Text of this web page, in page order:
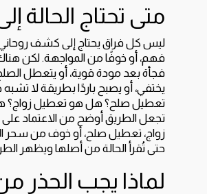
متى تحتاج الحالة
ليس كل فراق يحتاج إلى كشف
فهم، أو خوفًا من المواجهة. لكن
فجأة بعد مودة قوية، أو يتعطل
يختفي، أو يصبح باردًا بطريقة لا
تعطيل صلح؟ هل هو تعطيل زواج؟ هل
تجعل الطريق أوضح من الاعتماد
زواج، تعطيل صلح، أو خوف من سحر
حتى تُقرأ الحالة من أصلها ويظهر
لماذا يجب الحذر